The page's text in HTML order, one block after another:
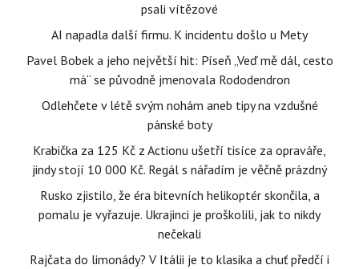
psali vítězové
AI napadla další firmu. K incidentu došlo u Mety
Pavel Bobek a jeho největší hit: Píseň „Veď mě dál, cesto
má“ se původně jmenovala Rododendron
Odlehčete v létě svým nohám aneb tipy na vzdušné
pánské boty
Krabička za 125 Kč z Actionu ušetří tisíce za opraváře,
jindy stojí 10 000 Kč. Regál s nářadím je věčně prázdný
Rusko zjistilo, že éra bitevních helikoptér skončila, a
pomalu je vyřazuje. Ukrajinci je proškolili, jak to nikdy
nečekali
Rajčata do limonády? V Itálii je to klasika a chuť předčí i